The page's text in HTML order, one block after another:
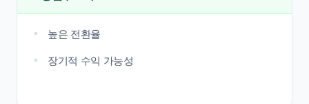
높은 전환율
장기적 수익 가능성